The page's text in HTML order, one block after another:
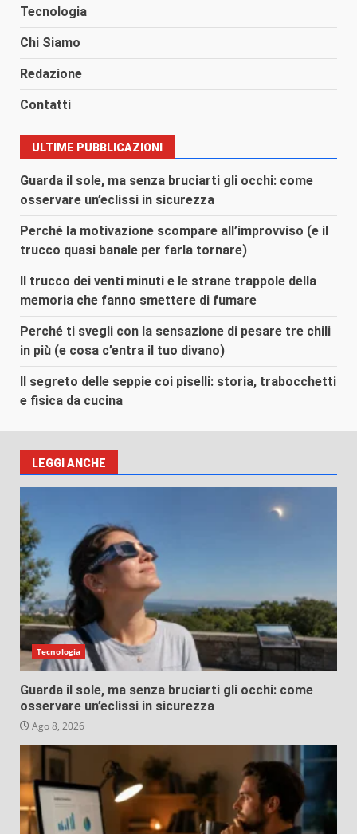
Tecnologia
Chi Siamo
Redazione
Contatti
ULTIME PUBBLICAZIONI
Guarda il sole, ma senza bruciarti gli occhi: come
osservare un’eclissi in sicurezza
Perché la motivazione scompare all’improvviso (e il
trucco quasi banale per farla tornare)
Il trucco dei venti minuti e le strane trappole della
memoria che fanno smettere di fumare
Perché ti svegli con la sensazione di pesare tre chili
in più (e cosa c’entra il tuo divano)
Il segreto delle seppie coi piselli: storia, trabocchetti
e fisica da cucina
LEGGI ANCHE
Tecnologia
Guarda il sole, ma senza bruciarti gli occhi: come
osservare un’eclissi in sicurezza
Ago 8, 2026